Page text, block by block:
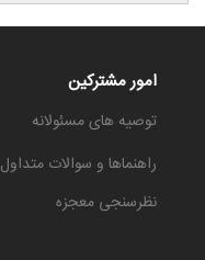
امور مشترکین
توصیه های مسئولانه
راهنماها و سوالات متداول
نظرسنجی معجزه